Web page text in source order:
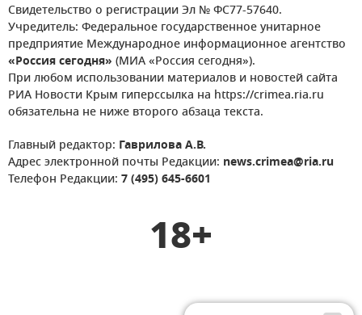
Свидетельство о регистрации Эл № ФС77-57640.
Учредитель: Федеральное государственное унитарное
предприятие Международное информационное агентство
«Россия сегодня» (МИА «Россия сегодня»).
При любом использовании материалов и новостей сайта
РИА Новости Крым гиперссылка на https://crimea.ria.ru
обязательна не ниже второго абзаца текста.
Главный редактор: Гаврилова А.В.
Адрес электронной почты Редакции: news.crimea@ria.ru
Телефон Редакции: 7 (495) 645-6601
18+